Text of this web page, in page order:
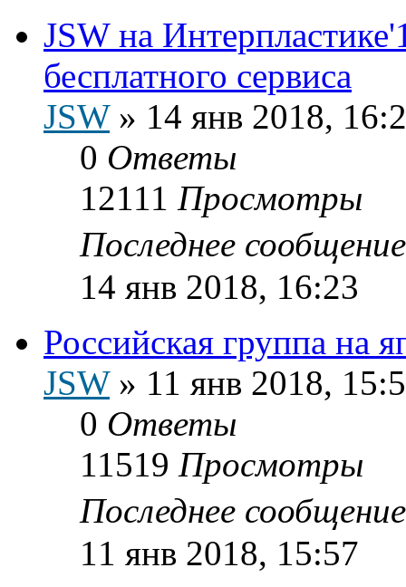
JSW на
бесплатного сервиса
JSW» 14 янв 2018,
0 Ответы
12111 Просмотры
Последнее
14 янв 2018, 16:23
Российская группа на
JSW» 11 янв 2018,
0 Ответы
11519 Просмотры
Последнее
11 янв 2018, 15:57